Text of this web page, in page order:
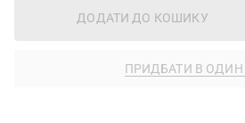
ДОДАТИ ДО КОШИКУ
ПРИДБАТИ В ОДИН